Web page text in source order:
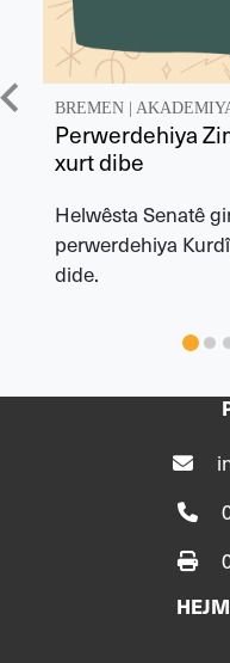
BREMEN |
Perwerdehiya
xurt dibe
Helwêsta Senatê
perwerdehiya
dide.